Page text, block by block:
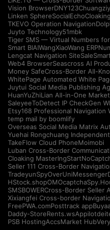
Vision BrowserDNY123
Linken SphereSocialEcho
TKEVO Operation Navigation
Juyto Technology51mbk
Tiger SMS — Virtual Numbers
Smart BIAIWangXiaoWang ERP
Lengcat Navigation Site
Web4 BrowserSeascross AI
Money SafeCross-Border All-
WhitePage Automated White
Juytui Social Media Publishing
HuanYuZhiLian All-in-One
SaleyeeToDetect IP CheckGen
Etsy168 Professional Navigation
temp mail by boomlify
Overseas Social Media Matrix
Yuehai Rongchuang
TakeFlow Cloud PhoneMoimobi
Luban Cross-Border
Cloaking MasterIngStart
Seller 111 Cross-Border
TradeyunSpyOverUniMessenger
HStock.shopOMOcaptcha
SMSBOWERCross-Border Seller
Xixiangfei Cross-border
FreePWA.comPosttrack app
Daddy-StoreRents.wsAppilot
PSB HostingAccsMarket Hub